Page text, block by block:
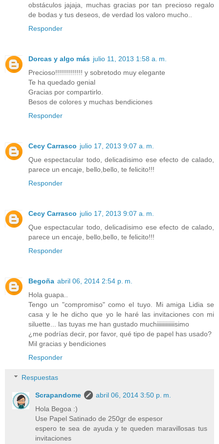
obstáculos jajaja, muchas gracias por tan precioso regalo
de bodas y tus deseos, de verdad los valoro mucho..
Responder
Dorcas y algo más julio 11, 2013 1:58 a. m.
Precioso!!!!!!!!!!!!!! y sobretodo muy elegante
Te ha quedado genial
Gracias por compartirlo.
Besos de colores y muchas bendiciones
Responder
Cecy Carrasco julio 17, 2013 9:07 a. m.
Que espectacular todo, delicadisimo ese efecto de calado,
parece un encaje, bello,bello, te felicito!!!
Responder
Cecy Carrasco julio 17, 2013 9:07 a. m.
Que espectacular todo, delicadisimo ese efecto de calado,
parece un encaje, bello,bello, te felicito!!!
Responder
Begoña abril 06, 2014 2:54 p. m.
Hola guapa..
Tengo un "compromiso" como el tuyo. Mi amiga Lidia se
casa y le he dicho que yo le haré las invitaciones con mi
siluette... las tuyas me han gustado muchiiiiiiiiiiiisimo
¿me podrías decir, por favor, qué tipo de papel has usado?
Mil gracias y bendiciones
Responder
Respuestas
Scrapandome
abril 06, 2014 3:50 p. m.
Hola Begoa :)
Use Papel Satinado de 250gr de espesor
espero te sea de ayuda y te queden maravillosas tus
invitaciones